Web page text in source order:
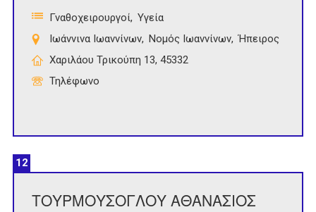
Γναθοχειρουργοί Υγεία
Ιωάννινα Ιωαννίνων
Νομός Ιωαννίνων Ήπειρος
Χαριλάου Τρικούπη 13, 45332
Τηλέφωνο
12
ΤΟΥΡΜΟΥΣΟΓΛΟΥ ΑΘΑΝΑΣΙΟΣ